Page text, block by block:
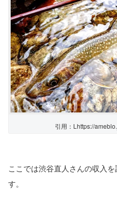
引用：Lhttps://
ここでは渋谷直人さんの収入
す。